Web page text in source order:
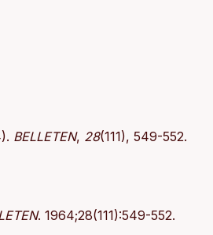
BELLETEN, 28(111), 549-552.
. 1964;28(111):549-552.